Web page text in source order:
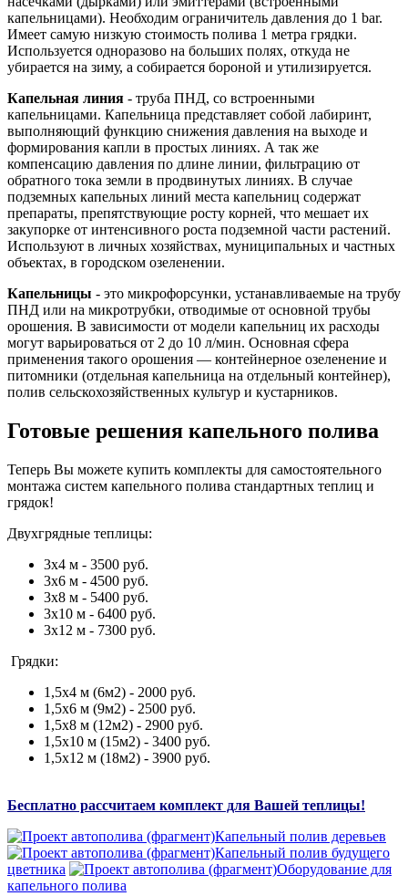
капельницами). Необходим ограничитель давления до 1 bar.
Имеет самую низкую стоимость полива 1 метра грядки.
Используется одноразово на больших полях, откуда не
убирается на зиму, а собирается бороной и утилизируется.
Капельная линия - труба ПНД, со встроенными
капельницами. Капельница представляет собой лабиринт,
выполняющий функцию снижения давления на выходе и
формирования капли в простых линиях. А так же
компенсацию давления по длине линии, фильтрацию от
обратного тока земли в продвинутых линиях. В случае
подземных капельных линий места капельниц содержат
препараты, препятствующие росту корней, что мешает их
закупорке от интенсивного роста подземной части растений.
Используют в личных хозяйствах, муниципальных и частных
объектах, в городском озеленении.
Капельницы - это микрофорсунки, устанавливаемые на трубу
ПНД или на микротрубки, отводимые от основной трубы
орошения. В зависимости от модели капельниц их расходы
могут варьироваться от 2 до 10 л/мин. Основная сфера
применения такого орошения — контейнерное озеленение и
питомники (отдельная капельница на отдельный контейнер),
полив сельскохозяйственных культур и кустарников.
Готовые решения капельного полива
Теперь Вы можете купить комплекты для самостоятельного
монтажа систем капельного полива стандартных теплиц и
грядок!
Двухгрядные теплицы:
3х4 м - 3500 руб.
3х6 м - 4500 руб.
3х8 м - 5400 руб.
3х10 м - 6400 руб.
3х12 м - 7300 руб.
Грядки:
1,5х4 м (6м2) - 2000 руб.
1,5х6 м (9м2) - 2500 руб.
1,5х8 м (12м2) - 2900 руб.
1,5х10 м (15м2) - 3400 руб.
1,5х12 м (18м2) - 3900 руб.
Бесплатно рассчитаем комплект для Вашей теплицы!
Капельный полив деревьев
Капельный полив будущего
цветника
Оборудование для
капельного полива